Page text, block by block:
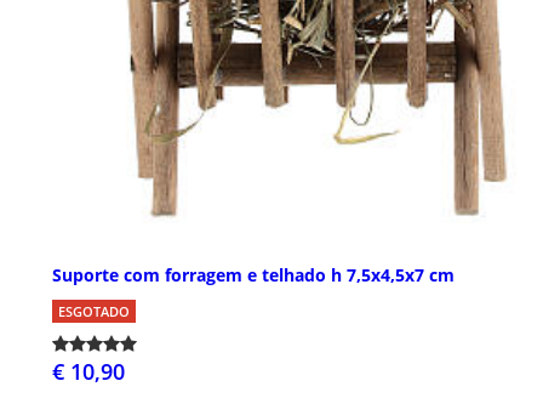
Suporte com forragem e telhado h 7,5x4,5x7 cm
ESGOTADO
€ 10,90